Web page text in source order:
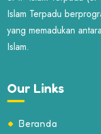
Islam Terpadu
yang memadukan
Islam.
Our Links
Beranda